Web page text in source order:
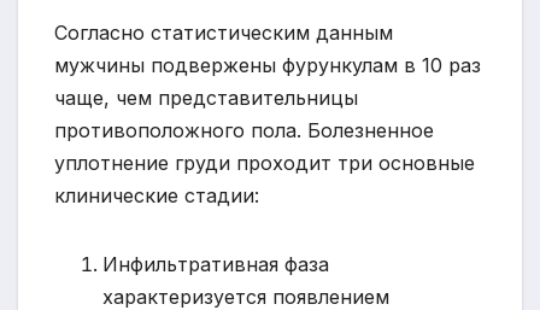
Согласно статистическим данным
мужчины подвержены фурункулам в 10 раз
чаще, чем представительницы
противоположного пола. Болезненное
уплотнение груди проходит три основные
клинические стадии:
Инфильтративная фаза
характеризуется появлением